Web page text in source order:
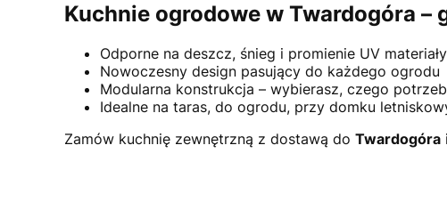
Kuchnie ogrodowe w Twardogóra
Odporne na deszcz, śnieg i promienie UV materiały
Nowoczesny design pasujący do każdego ogrodu
Modularna konstrukcja – wybierasz, czego
Idealne na taras, do ogrodu, przy domku
Zamów kuchnię zewnętrzną z dostawą do Twardogóra